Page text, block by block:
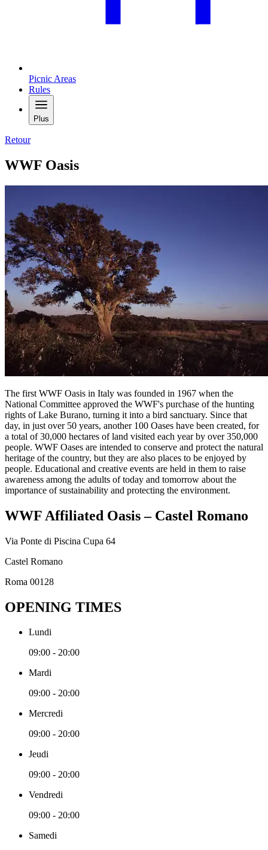
Picnic Areas
Rules
Plus
Retour
WWF Oasis
The first WWF Oasis in Italy was founded in 1967 when the
National Committee approved the WWF's purchase of the hunting
rights of Lake Burano, turning it into a bird sanctuary. Since that
day, in just over 50 years, another 100 Oases have been created, for
a total of 30,000 hectares of land visited each year by over 350,000
people. WWF Oases are intended to conserve and protect the natural
heritage of the country, but they are also places to be enjoyed by
people. Educational and creative events are held in them to raise
awareness among the adults of today and tomorrow about the
importance of sustainability and protecting the environment.
WWF Affiliated Oasis – Castel Romano
Via Ponte di Piscina Cupa 64
Castel Romano
Roma 00128
OPENING TIMES
Lundi
09:00 - 20:00
Mardi
09:00 - 20:00
Mercredi
09:00 - 20:00
Jeudi
09:00 - 20:00
Vendredi
09:00 - 20:00
Samedi